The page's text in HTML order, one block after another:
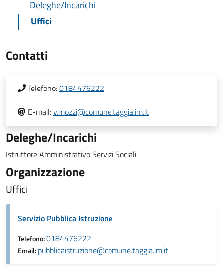
Deleghe/Incarichi
Uffici
Contatti
Telefono:0184476222
E-mail:v.mozzi@comune.taggia.im.it
Deleghe/Incarichi
Istruttore Amministrativo Servizi Sociali
Organizzazione
Uffici
Servizio Pubblica Istruzione
Telefono:0184476222
Email:pubblicaistruzione@comune.taggia.im.it